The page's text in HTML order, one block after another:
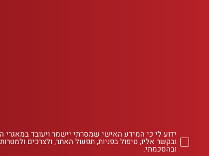
ידוע לי כי המידע האישי שמסרתי יישמר ויעובד
ובקשר אליו, טיפול בפניות, תפעול האתר, ולצרכים
ובהסכמתי.